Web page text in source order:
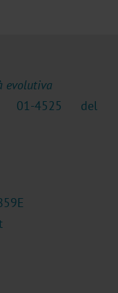
evolutiva
01-4525 del